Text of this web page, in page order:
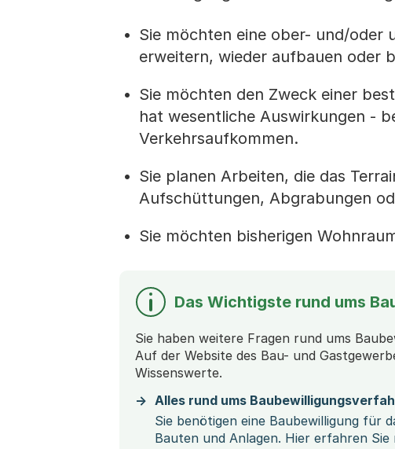
Sie möchten eine ober- und/oder
erweitern, wieder aufbauen oder
Sie möchten den Zweck einer
hat wesentliche Auswirkungen -
Verkehrsaufkommen.
Sie planen Arbeiten, die das
Aufschüttungen, Abgrabungen
Sie möchten bisherigen
Das Wichtigste rund ums
Sie haben weitere Fragen rund ums
Auf der Website des Bau- und
Wissenswerte.
Alles rund ums
Sie benötigen eine Baubewilligung für
Bauten und Anlagen. Hier erfahren